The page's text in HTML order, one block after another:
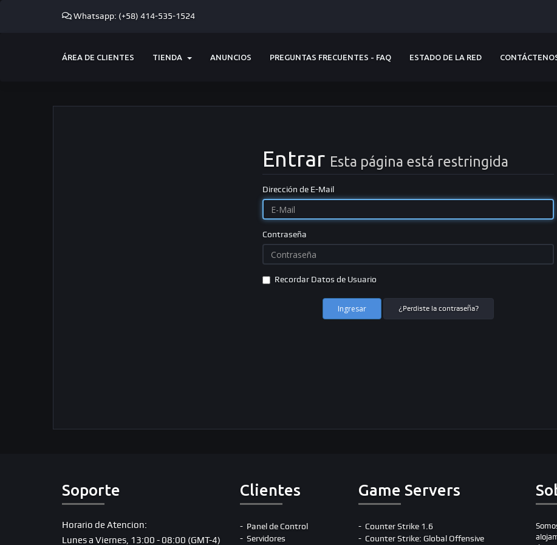
Whatsapp: (+58) 414-535-1524
ÁREA DE CLIENTES TIENDA ANUNCIOS PREGUNTAS FRECUENTES - FAQ ESTADO DE LA RED
Entrar Esta página está restringida
Dirección de E-Mail
Contraseña
Recordar Datos de Usuario
¿Perdiste la contraseña?
Soporte
Horario de Atencion:
Lunes a Viernes, 13:00 - 08:00 (GMT-4)
Clientes
Panel de Control
Servidores
Game Servers
Counter Strike 1.6
Counter Strike: Global Offensive